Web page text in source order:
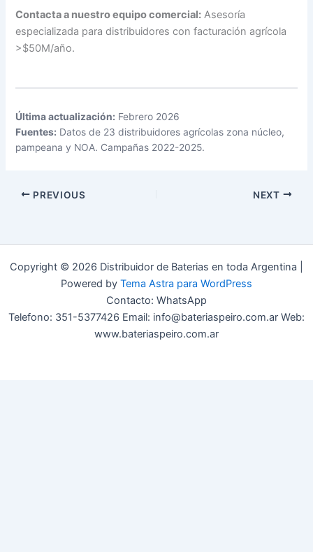
Contacta a nuestro equipo comercial: Asesoría
especializada para distribuidores con facturación agrícola
>$50M/año.
Última actualización: Febrero 2026
Fuentes: Datos de 23 distribuidores agrícolas zona núcleo,
pampeana y NOA. Campañas 2022-2025.
PREVIOUS NEXT
Copyright © 2026 Distribuidor de Baterias en toda Argentina |
Powered by Tema Astra para WordPress
Contacto: WhatsApp
Telefono: 351-5377426 Email: info@bateriaspeiro.com.ar Web:
www.bateriaspeiro.com.ar